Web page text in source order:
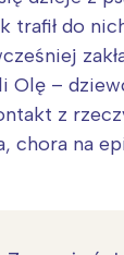
trafił do
Olę –
z
chora na